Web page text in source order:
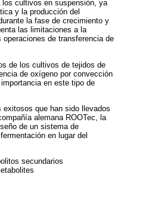
los cultivos en suspensión, ya
y la producción del
la fase de crecimiento y
las limitaciones a la
de transferencia de
de los cultivos de tejidos de
de oxígeno por convección
en este tipo de
exitosos que han sido llevados
alemana ROOTec, la
de un sistema de
en lugar del
secundarios